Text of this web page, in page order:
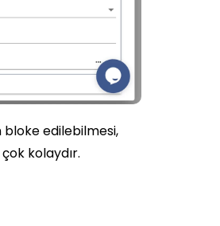
bloke edilebilmesi,
kolaydır.